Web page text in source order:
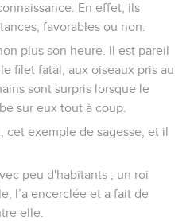
En effet, ils
favorables ou non.
plus son heure. Il est pareil
filet fatal, aux oiseaux pris au
sont surpris lorsque le
sur eux tout à coup.
cet exemple de sagesse, et il
peu d'habitants ; un roi
l’a encerclée et a fait de
elle.